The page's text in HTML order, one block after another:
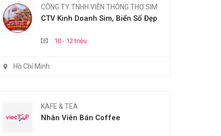
CÔNG TY TNHH VIỄN THÔNG THỢ SIM
CTV Kinh Doanh Sim, Biển Số Đẹp
10 - 12 triệu
Hồ Chí Minh
KAFE & TEA
Nhân Viên Bán Coffee